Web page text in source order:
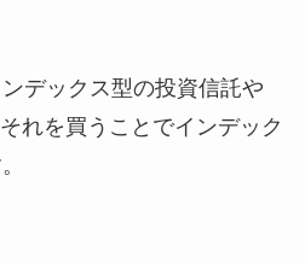
デックス型の投資信託や
れを買うことでインデック